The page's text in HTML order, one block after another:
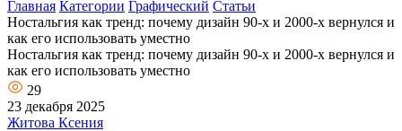
Главная Категории Графический Статьи
Ностальгия как тренд: почему дизайн 90-х и 2000-х вернулся и
как его использовать уместно
Ностальгия как тренд: почему дизайн 90-х и 2000-х вернулся и
как его использовать уместно
29
23 декабря 2025
Житова Ксения